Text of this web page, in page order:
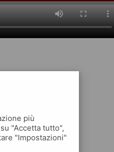
più
"Accetta tutto",
"Impostazioni"